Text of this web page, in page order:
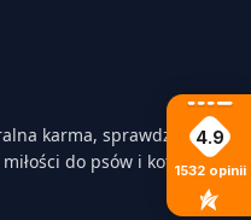
karma, sprawdzone
do psów i kotów.
4.9
1532 opinii